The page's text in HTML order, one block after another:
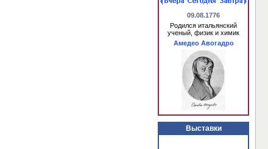
09.08.1776
Родился итальянский
ученый, физик и химик
Амедео Авогадро
Выставки